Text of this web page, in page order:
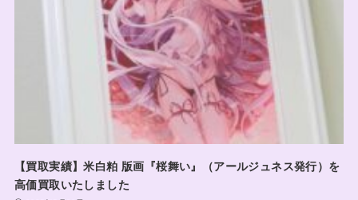
【買取実績】米白粕 版画『桜舞い』（アールジュネス発行）を
高価買取いたしました